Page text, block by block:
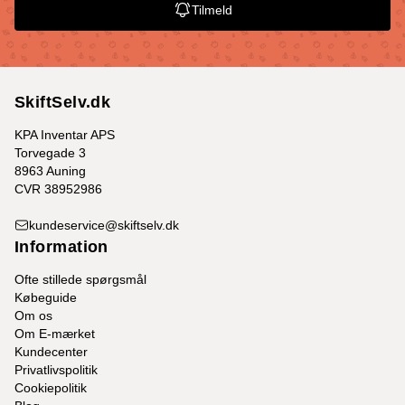
Tilmeld
SkiftSelv.dk
KPA Inventar APS
Torvegade 3
8963 Auning
CVR 38952986
kundeservice@skiftselv.dk
Information
Ofte stillede spørgsmål
Købeguide
Om os
Om E-mærket
Kundecenter
Privatlivspolitik
Cookiepolitik